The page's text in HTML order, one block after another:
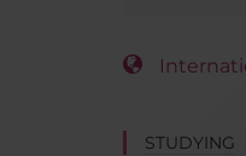
STUDYING